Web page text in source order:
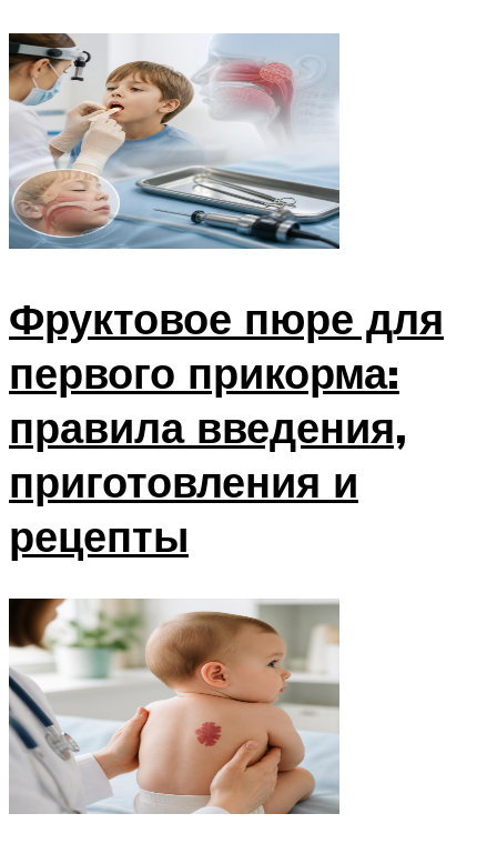
Фруктовое пюре для
первого прикорма:
правила введения,
приготовления и
рецепты